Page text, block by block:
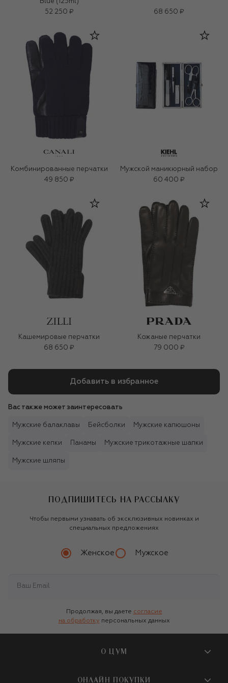
52 250 ₽
68 650 ₽
Комбинированные перчатки
49 850 ₽
Мужской маникюрный набор
60 400 ₽
Кашемировые перчатки
68 650 ₽
Кожаные перчатки
79 000 ₽
Добавить в избранное
Вас также может заинтересовать
Мужские балаклавы Бейсболки Мужские капюшоны
Мужские кепки Панамы Мужские трикотажные шапки
Мужские шляпы
ПОДПИШИТЕСЬ НА РАССЫЛКУ
Чтобы первыми узнавать об эксклюзивных новинках и
специальных предложениях
Женское Мужское
Продолжая, вы даете согласие
на обработку персональных данных
О ЦУМ
О магазине
ОНЛАЙН ПОКУПКИ